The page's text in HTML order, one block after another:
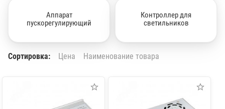
Аппарат
пускорегулирующий
Контроллер для
светильников
Сортировка: Цена Наименование товара